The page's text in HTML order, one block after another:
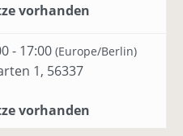
vorhanden
- 17:00(Europe/Berlin)
1, 56337
vorhanden